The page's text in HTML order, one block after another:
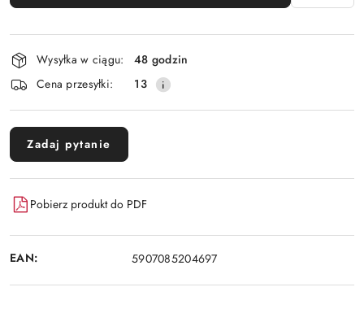
Dostępność
i
dostawa
Wysyłka w ciągu:
48 godzin
Cena przesyłki:
13
Zadaj pytanie
Pobierz produkt do PDF
EAN: 5907085204697